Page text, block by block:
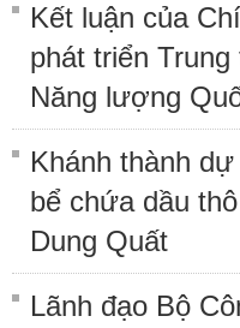
Kết luận của
phát triển
Năng lượng
Khánh thành
bể chứa dầu
Dung Quất
Lãnh đạo Bộ